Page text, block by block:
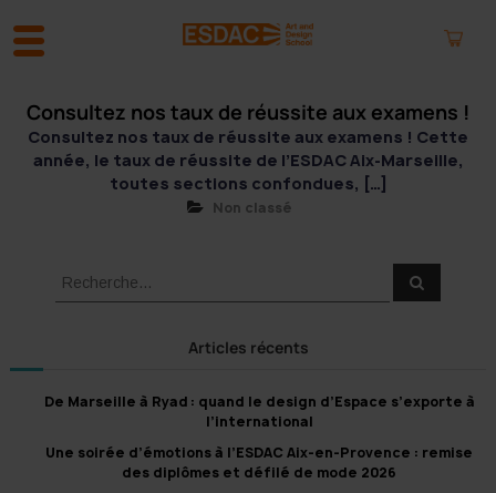
Consultez nos taux de réussite aux examens !
Consultez nos taux de réussite aux examens ! Cette
année, le taux de réussite de l’ESDAC Aix-Marseille,
toutes sections confondues, […]
Non classé
R
e
c
e
R
e
r
Articles récents
De Marseille à Ryad : quand le design d’Espace s’exporte à
l’international
Une soirée d’émotions à l’ESDAC Aix-en-Provence : remise
des diplômes et défilé de mode 2026